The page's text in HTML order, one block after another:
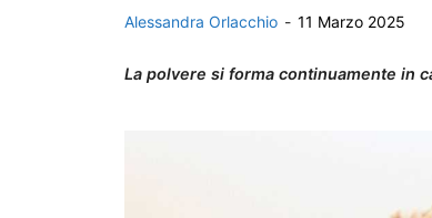
Alessandra Orlacchio - 11 Marzo 2025
La polvere si forma continuamente in